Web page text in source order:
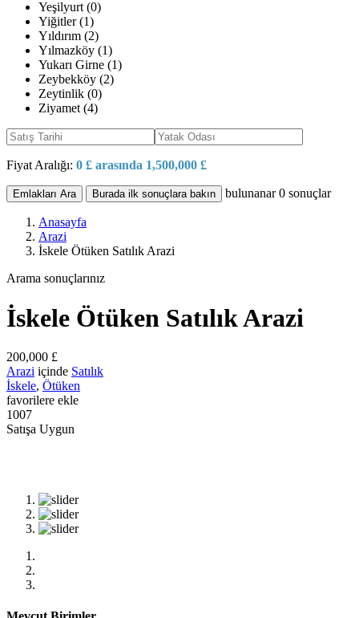
Yeşilyurt (0)
Yiğitler (1)
Yıldırım (2)
Yılmazköy (1)
Yukarı Girne (1)
Zeybekköy (2)
Zeytinlik (0)
Ziyamet (4)
Fiyat Aralığı: 0 £ arasında 1,500,000 £
Emlakları Ara Burada ilk sonuçlara bakın bulunanar0 sonuçlar
Anasayfa
Arazi
İskele Ötüken Satılık Arazi
Arama sonuçlarınız
İskele Ötüken Satılık Arazi
200,000 £
Arazi içinde Satılık
İskele, Ötüken
favorilere ekle
1007
Satışa Uygun